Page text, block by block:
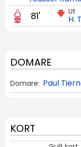
Ut
H.
81'
DOMARE
Domare: Paul
KORT